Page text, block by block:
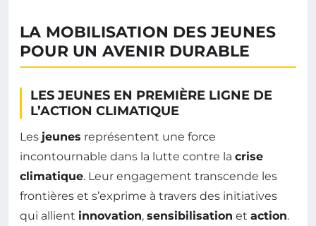
LA MOBILISATION DES JEUNES
POUR UN AVENIR DURABLE
LES JEUNES EN PREMIÈRE LIGNE DE
L’ACTION CLIMATIQUE
Les jeunes représentent une force
incontournable dans la lutte contre la crise
climatique. Leur engagement transcende les
frontières et s’exprime à travers des initiatives
qui allient innovation, sensibilisation et action.